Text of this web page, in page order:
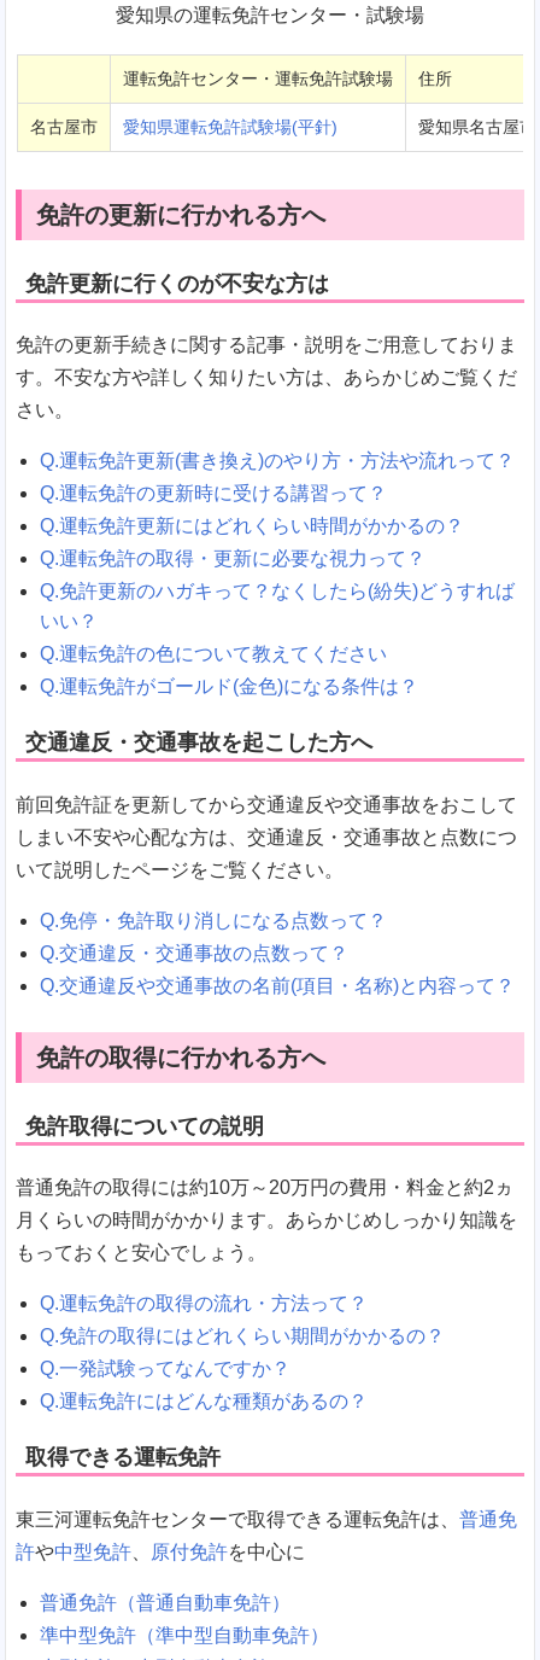
愛知県の運転免許センター・試験場
運転免許センター・運転免許試験場 住所
名古屋市 愛知県運転免許試験場(平針) 愛知県名古屋
免許の更新に行かれる方へ
免許更新に行くのが不安な方は
免許の更新手続きに関する記事・説明をご用意しておりま
す。不安な方や詳しく知りたい方は、あらかじめご覧くだ
さい。
Q.運転免許更新(書き換え)のやり方・方法や流れって？
Q.運転免許の更新時に受ける講習って？
Q.運転免許更新にはどれくらい時間がかかるの？
Q.運転免許の取得・更新に必要な視力って？
Q.免許更新のハガキって？なくしたら(紛失)どうすれば
いい？
Q.運転免許の色について教えてください
Q.運転免許がゴールド(金色)になる条件は？
交通違反・交通事故を起こした方へ
前回免許証を更新してから交通違反や交通事故をおこして
しまい不安や心配な方は、交通違反・交通事故と点数につ
いて説明したページをご覧ください。
Q.免停・免許取り消しになる点数って？
Q.交通違反・交通事故の点数って？
Q.交通違反や交通事故の名前(項目・名称)と内容って？
免許の取得に行かれる方へ
免許取得についての説明
普通免許の取得には約10万～20万円の費用・料金と約2ヵ
月くらいの時間がかかります。あらかじめしっかり知識を
もっておくと安心でしょう。
Q.運転免許の取得の流れ・方法って？
Q.免許の取得にはどれくらい期間がかかるの？
Q.一発試験ってなんですか？
Q.運転免許にはどんな種類があるの？
取得できる運転免許
東三河運転免許センターで取得できる運転免許は、 普通免
許や中型免許 原付免許を中心に
普通免許（普通自動車免許）
準中型免許（準中型自動車免許）